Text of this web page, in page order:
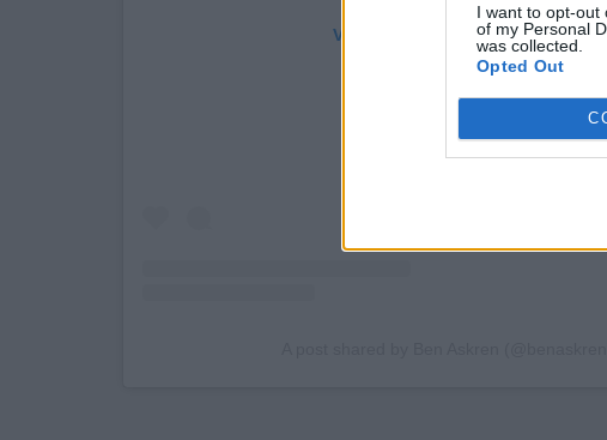
I want to opt-out
of my Personal
was collected.
Opted Out
View this post on Instagram